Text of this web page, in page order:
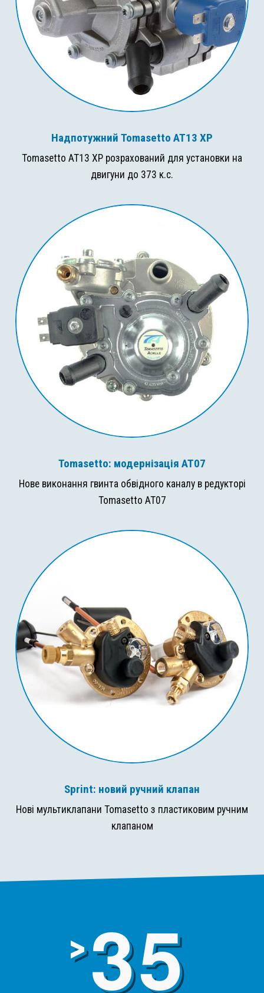
Надпотужний Tomasetto AT13 XP
Tomasetto AT13 XP розрахований для установки на
двигуни до 373 к.с.
Tomasetto: модернізація AT07
Нове виконання гвинта обвідного каналу в редукторі
Tomasetto AT07
Sprint: новий ручний клапан
Нові мультиклапани Tomasetto з пластиковим ручним
клапаном
>3